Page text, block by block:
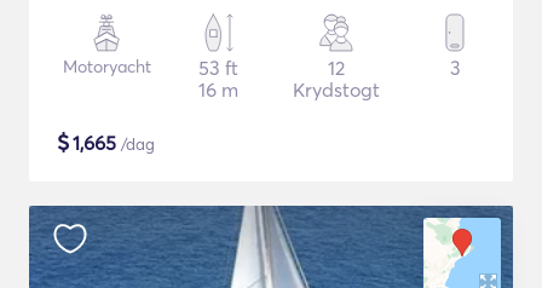
Motoryacht
53 ft
16 m
12
Krydstogt
3
$1,665 /dag